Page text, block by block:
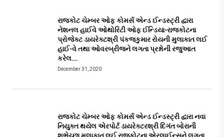
રાજકોટ ચેમ્બર ઓફ કોમર્સ એન્ડ ઈન્ડસ્ટ્રી દ્વારા
નેશનલ હાઈવે ઓથોરિટી ઓફ ઈન્ડિયા-રાજકોટના
પ્રોજેક્ટ ડાયરેક્ટશ્રી પંકજકુમાર રોયની મુલાકાત લઈ
હાઈ-વે તથા ઓવરબ્રીજને લગતા પ્રશ્નોની રજુઆત
કરેલ….
December 31, 2020
રાજકોટ ચેમ્બર ઓફ કોમર્સ એન્ડ ઈન્ડસ્ટ્રી દ્વારા નવા
નિયુક્ત થયેલ એરપોર્ટ ડાયરેક્ટરશ્રી દિગંત બોરાની